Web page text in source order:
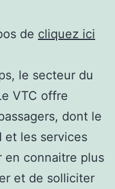
de cliquez ici
le secteur du
VTC offre
dont le
et les services
en connaitre plus
et de solliciter